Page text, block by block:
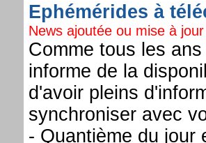
Ephémérides à
News ajoutée ou mise à
Comme tous les
informe de la
d'avoir pleins
synchroniser avec
- Quantième du jour